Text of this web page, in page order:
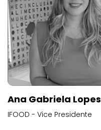
Ana Gabriela Lopes
IFOOD - Vice Presidente